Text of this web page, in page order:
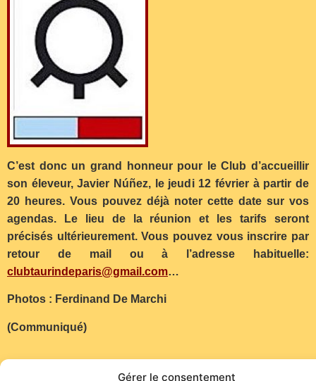
Gérer le consentement
C’est donc un grand honneur pour le Club d’accueillir
son éleveur, Javier Núñez, le jeudi 12 février à partir de
20 heures. Vous pouvez déjà noter cette date sur vos
agendas. Le lieu de la réunion et les tarifs seront
précisés ultérieurement. Vous pouvez vous inscrire par
retour de mail ou à l’adresse habituelle:
clubtaurindeparis@gmail.com…
Photos : Ferdinand De Marchi
(Communiqué)